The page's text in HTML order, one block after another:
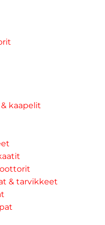
kaapelit
& tarvikkeet